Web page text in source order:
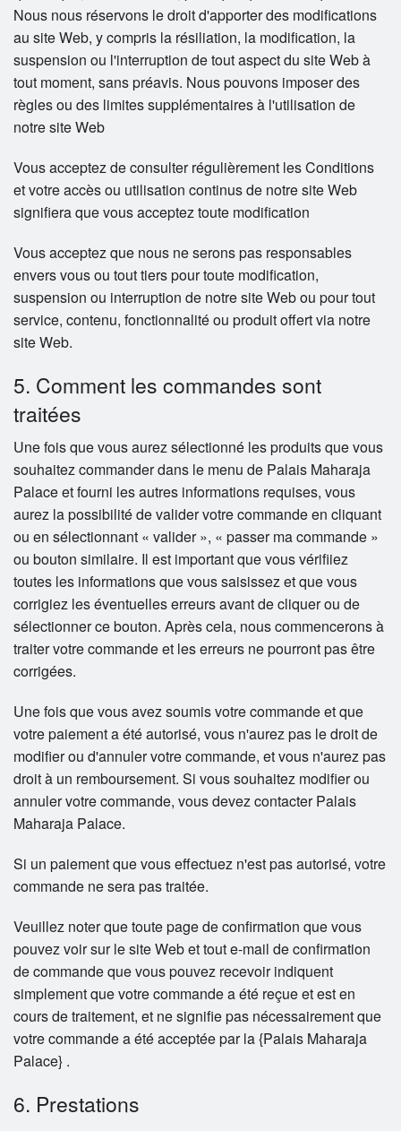
Nous nous réservons le droit d'apporter des modifications
au site Web, y compris la résiliation, la modification, la
suspension ou l'interruption de tout aspect du site Web à
tout moment, sans préavis. Nous pouvons imposer des
règles ou des limites supplémentaires à l'utilisation de
notre site Web
Vous acceptez de consulter régulièrement les Conditions
et votre accès ou utilisation continus de notre site Web
signifiera que vous acceptez toute modification
Vous acceptez que nous ne serons pas responsables
envers vous ou tout tiers pour toute modification,
suspension ou interruption de notre site Web ou pour tout
service, contenu, fonctionnalité ou produit offert via notre
site Web.
5. Comment les commandes sont
traitées
Une fois que vous aurez sélectionné les produits que vous
souhaitez commander dans le menu de Palais Maharaja
Palace et fourni les autres informations requises, vous
aurez la possibilité de valider votre commande en cliquant
ou en sélectionnant « valider », « passer ma commande »
ou bouton similaire. Il est important que vous vérifiiez
toutes les informations que vous saisissez et que vous
corrigiez les éventuelles erreurs avant de cliquer ou de
sélectionner ce bouton. Après cela, nous commencerons à
traiter votre commande et les erreurs ne pourront pas être
corrigées.
Une fois que vous avez soumis votre commande et que
votre paiement a été autorisé, vous n'aurez pas le droit de
modifier ou d'annuler votre commande, et vous n'aurez pas
droit à un remboursement. Si vous souhaitez modifier ou
annuler votre commande, vous devez contacter Palais
Maharaja Palace.
Si un paiement que vous effectuez n'est pas autorisé, votre
commande ne sera pas traitée.
Veuillez noter que toute page de confirmation que vous
pouvez voir sur le site Web et tout e-mail de confirmation
de commande que vous pouvez recevoir indiquent
simplement que votre commande a été reçue et est en
cours de traitement, et ne signifie pas nécessairement que
votre commande a été acceptée par la {Palais Maharaja
Palace} .
6. Prestations